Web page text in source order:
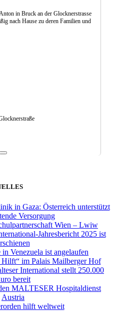
in Bruck an der Glocknerstrasse
nach Hause zu deren Familien und
in Gaza: Österreich unterstützt
Versorgung
Wien – Lwiw
Jahresbericht 2025 ist
Venezuela ist angelaufen
im Palais Mailberger Hof
International stellt 250.000
bereit
MALTESER Hospitaldienst
Austria
hilft weltweit